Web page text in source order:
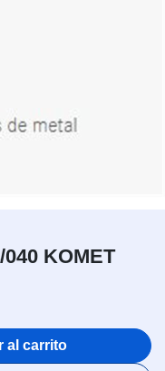
KOMET
al carrito